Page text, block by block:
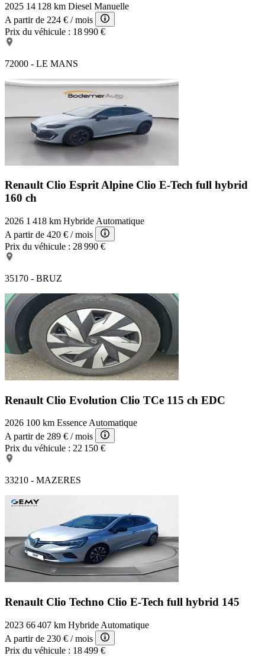
2025 14 128 km Diesel Manuelle
A partir de 224 € / mois
Prix du véhicule : 18 990 €
72000 - LE MANS
Renault Clio Esprit Alpine Clio E-Tech full hybrid
160 ch
2026 1 418 km Hybride Automatique
A partir de 420 € / mois
Prix du véhicule : 28 990 €
35170 - BRUZ
Renault Clio Evolution Clio TCe 115 ch EDC
2026 100 km Essence Automatique
A partir de 289 € / mois
Prix du véhicule : 22 150 €
33210 - MAZERES
Renault Clio Techno Clio E-Tech full hybrid 145
2023 66 407 km Hybride Automatique
A partir de 230 € / mois
Prix du véhicule : 18 499 €